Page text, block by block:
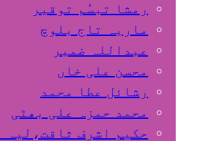
رمشا تبسُم توقیر
ماریہ تاج بلوچ
عبداللہ ضمیر
محسن علی خاں
رشائل عطا محمد
محمد حمزہ علی بھٹی
حکیم اشرف ثاقت،لیہ